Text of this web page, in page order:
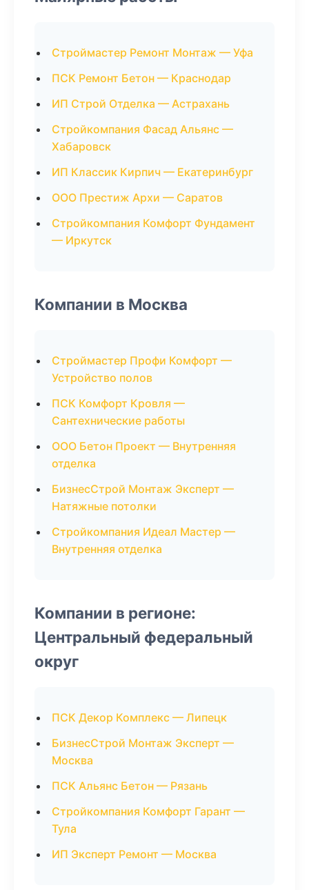
Строймастер Ремонт Монтаж — Уфа
ПСК Ремонт Бетон — Краснодар
ИП Строй Отделка — Астрахань
Стройкомпания Фасад Альянс —
Хабаровск
ИП Классик Кирпич — Екатеринбург
ООО Престиж Архи — Саратов
Стройкомпания Комфорт Фундамент
— Иркутск
Компании в Москва
Строймастер Профи Комфорт —
Устройство полов
ПСК Комфорт Кровля —
Сантехнические работы
ООО Бетон Проект — Внутренняя
отделка
БизнесСтрой Монтаж Эксперт —
Натяжные потолки
Стройкомпания Идеал Мастер —
Внутренняя отделка
Компании в регионе:
Центральный федеральный
округ
ПСК Декор Комплекс — Липецк
БизнесСтрой Монтаж Эксперт —
Москва
ПСК Альянс Бетон — Рязань
Стройкомпания Комфорт Гарант —
Тула
ИП Эксперт Ремонт — Москва